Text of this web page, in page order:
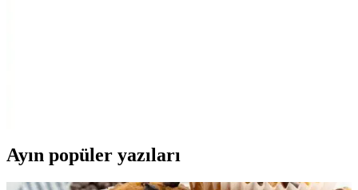
Ayın popüler yazıları